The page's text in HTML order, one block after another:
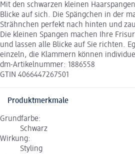
Mit den schwarzen kleinen
Blicke auf sich. Die Spängchen in der
Strähnchen perfekt nach hinten und
Die kleinen Spangen machen Ihre
und lassen alle Blicke auf Sie richten.
einzeln, die Klammern können
dm-Artikelnummer: 1886558
GTIN 4066447267501
Produktmerkmale
Grundfarbe:
Schwarz
Wirkung:
Styling